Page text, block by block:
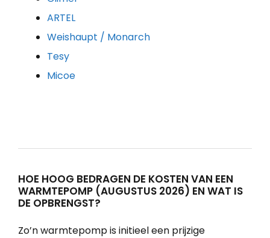
ARTEL
Weishaupt / Monarch
Tesy
Micoe
HOE HOOG BEDRAGEN DE KOSTEN VAN EEN
WARMTEPOMP (AUGUSTUS 2026) EN WAT IS
DE OPBRENGST?
Zo’n warmtepomp is initieel een prijzige